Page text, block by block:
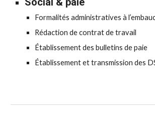
Formalités administratives à
Rédaction de contrat de travail
Établissement des bulletins de paie
Établissementet transmission des